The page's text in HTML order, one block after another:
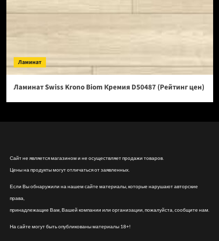
Ламинат
Ламинат Swiss Krono Biom Кремия D50487 (Рейтинг цен)
Сайт не является магазином и не осуществляет продажи товаров.
Цены на продукты могут отличаться от заявленных.
Если Вы обнаружили на нашем сайте материалы, которые нарушают авторские
права,
принадлежащие Вам, Вашей компании или организации, пожалуйста, сообщите нам.
На сайте могут быть опубликованы материалы 18+!